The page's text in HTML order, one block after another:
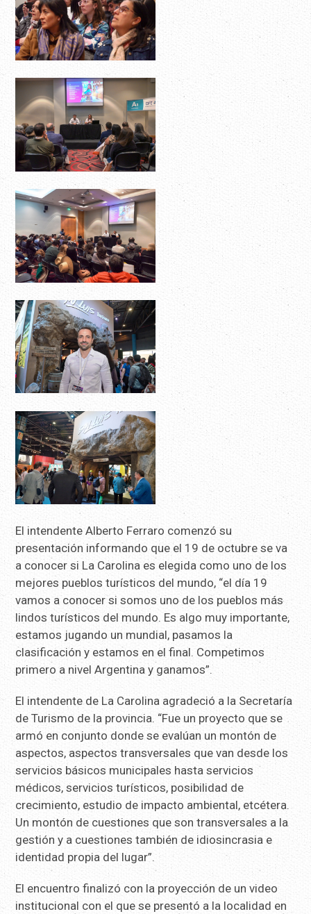
El intendente Alberto Ferraro comenzó su
presentación informando que el 19 de octubre se va
a conocer si La Carolina es elegida como uno de los
mejores pueblos turísticos del mundo, “el día 19
vamos a conocer si somos uno de los pueblos más
lindos turísticos del mundo. Es algo muy importante,
estamos jugando un mundial, pasamos la
clasificación y estamos en el final. Competimos
primero a nivel Argentina y ganamos”.
El intendente de La Carolina agradeció a la Secretaría
de Turismo de la provincia. “Fue un proyecto que se
armó en conjunto donde se evalúan un montón de
aspectos, aspectos transversales que van desde los
servicios básicos municipales hasta servicios
médicos, servicios turísticos, posibilidad de
crecimiento, estudio de impacto ambiental, etcétera.
Un montón de cuestiones que son transversales a la
gestión y a cuestiones también de idiosincrasia e
identidad propia del lugar”.
El encuentro finalizó con la proyección de un video
institucional con el que se presentó a la localidad en